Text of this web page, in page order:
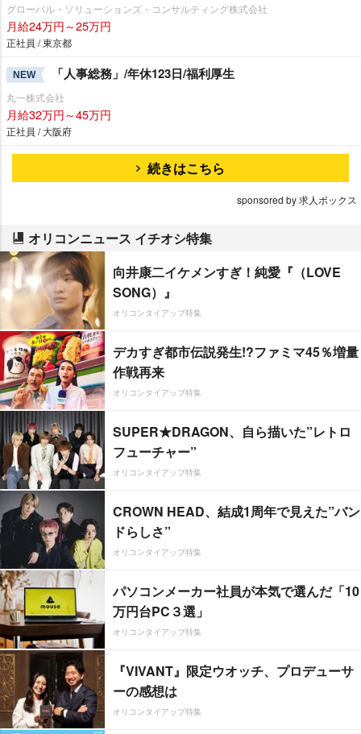
グローバル・ソリューションズ・コンサルティング株式会社
月給24万円～25万円
正社員 / 東京都
NEW 「人事総務」/年休123日/福利厚生
丸一株式会社
月給32万円～45万円
正社員 / 大阪府
続きはこちら
sponsored by 求人ボックス
オリコンニュース イチオシ特集
向井康二イケメンすぎ！純愛『（LOVE
SONG）』
オリコンタイアップ特集
デカすぎ都市伝説発生!?ファミマ45％増量
作戦再来
オリコンタイアップ特集
SUPER★DRAGON、自ら描いた”レトロ
フューチャー”
オリコンタイアップ特集
CROWN HEAD、結成1周年で見えた”バン
ドらしさ”
オリコンタイアップ特集
パソコンメーカー社員が本気で選んだ「10
万円台PC３選」
オリコンタイアップ特集
『VIVANT』限定ウオッチ、プロデューサ
ーの感想は
オリコンタイアップ特集